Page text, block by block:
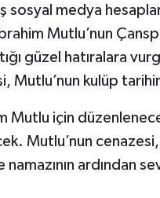
sosyal medya
Mutlu’nun
güzel hatıralara
Mutlu’nun kulüp
Mutlu için
Mutlu’nun
namazının ardından